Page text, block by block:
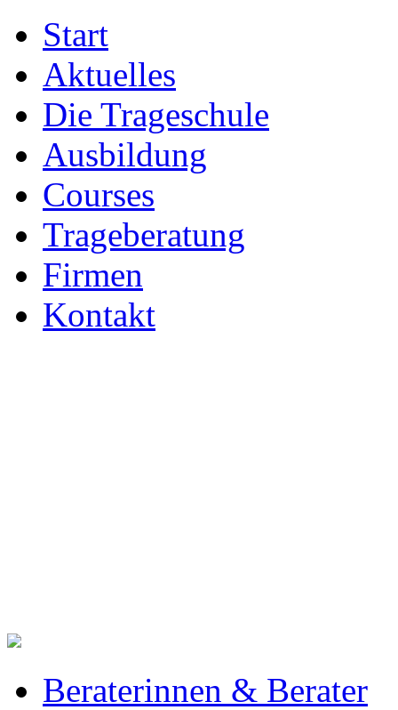
Start
Aktuelles
Die Trageschule
Ausbildung
Courses
Trageberatung
Firmen
Kontakt
Beraterinnen & Berater